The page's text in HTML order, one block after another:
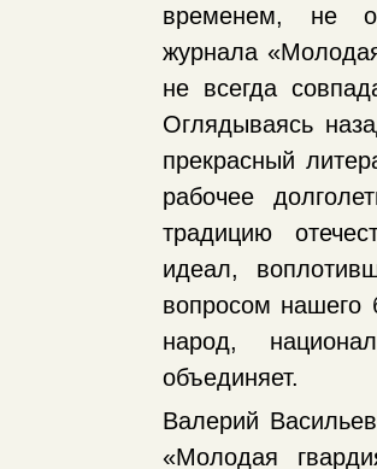
временем, не
журнала
не всегда
Оглядываясь
прекрасный
рабочее
традицию
идеал,
вопросом нашего
народ,
объединяет.
Валерий
«Молодая